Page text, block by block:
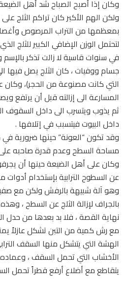
وكان إذا أصبح الصباح شد أهل
ولكن الهم الأكبر كان تراكم الثلج
بمعظمها من التراب المرصوص
لتحتمل الوزن الإضافي الكبير للثلج
في سنوات قاسية لا زالت تذكر بالإسم
جسام ووفيات ، كان الثلج يصل فيها
التي كانت مصنوعة من الحجر)، وكان
المسارعة الى إزالته قبل أن يرتفع
ثم يذوب ويتسرب الى داخل السقوف
داخل البيوت فيتسبب في إتلافها .
وقد تكون “العونة” حينها ضرورية
مساحة السطح وعدم قدرة صاحبه على
وكان على أهل الضيعة حينها أن
عن السطوح الترابية بإستخدام أدوات
وهو آلة شبيهة بالرفش ولكن مع
بالجراف لإزالة الثلج عن السطح ،
نهاية القصة ، فلا بد بعدها من حدل
مع رش كمية من التبن تشكل عازلاً
الهشة التي يتشكل منها السقف
الأخشاب التي تحمل السقف ، وعماده
يتقاطع مع أضلاع أرفع قطراً تحمل